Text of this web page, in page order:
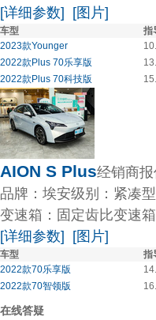
[详细参数]
[图片]
车型 指
2023款Younger
2022款Plus 70乐享版
2022款Plus 70科技版
AION S Plus经销商报
品牌：埃安级别：紧凑
变速箱：固定齿比变速箱
[详细参数]
[图片]
车型 指
2022款70乐享版
2022款70智领版
在线答疑